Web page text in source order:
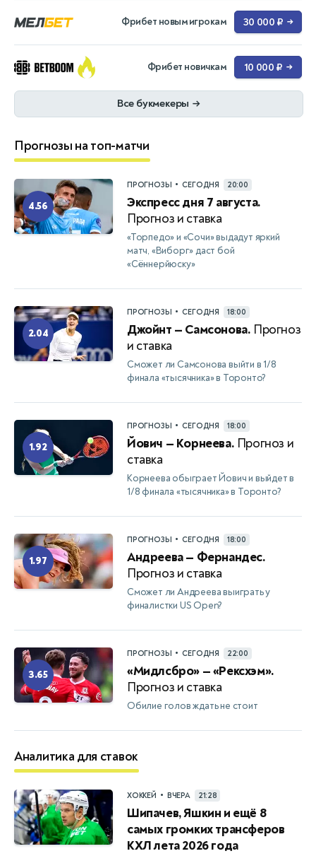
Фрибет новым игрокам 30 000 ₽ →
Фрибет новичкам 10 000 ₽ →
Все букмекеры →
Прогнозы на топ-матчи
4.56
ПРОГНОЗЫ • СЕГОДНЯ 20:00
Экспресс дня 7 августа.
Прогноз и ставка
«Торпедо» и «Сочи» выдадут яркий
матч, «Виборг» даст бой
«Сённерйюску»
2.04
ПРОГНОЗЫ • СЕГОДНЯ 18:00
Джойнт — Самсонова. Прогноз
и ставка
Сможет ли Самсонова выйти в 1/8
финала «тысячника» в Торонто?
1.92
ПРОГНОЗЫ • СЕГОДНЯ 18:00
Йович — Корнеева. Прогноз и
ставка
Корнеева обыграет Йович и выйдет в
1/8 финала «тысячника» в Торонто?
1.97
ПРОГНОЗЫ • СЕГОДНЯ 18:00
Андреева — Фернандес.
Прогноз и ставка
Сможет ли Андреева выиграть у
финалистки US Open?
3.65
ПРОГНОЗЫ • СЕГОДНЯ 22:00
«Мидлсбро» — «Рексхэм».
Прогноз и ставка
Обилие голов ждать не стоит
Аналитика для ставок
ХОККЕЙ • ВЧЕРА 21:28
Шипачев, Яшкин и ещё 8
самых громких трансферов
КХЛ лета 2026 года